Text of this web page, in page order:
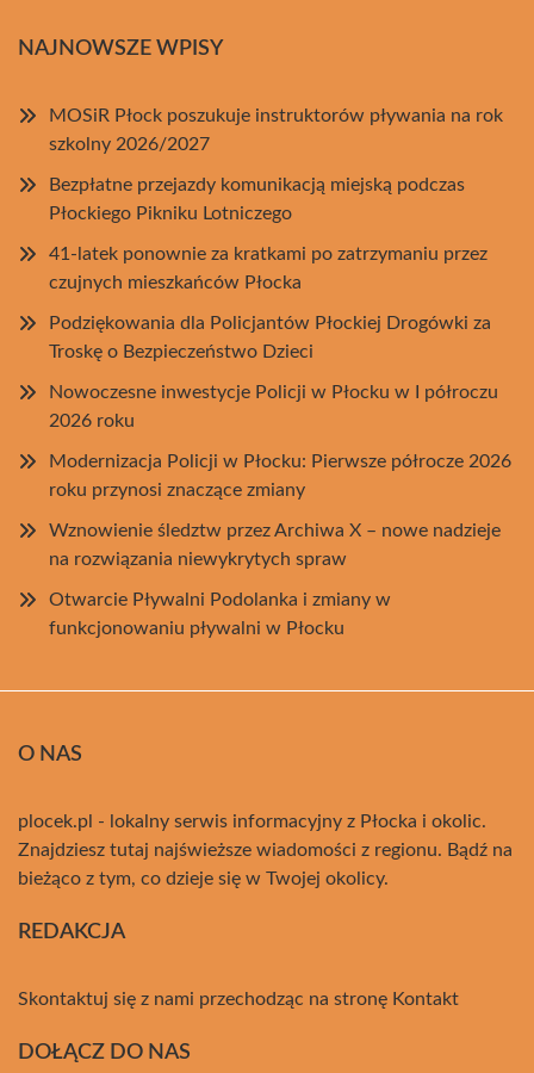
NAJNOWSZE WPISY
MOSiR Płock poszukuje instruktorów pływania na rok
szkolny 2026/2027
Bezpłatne przejazdy komunikacją miejską podczas
Płockiego Pikniku Lotniczego
41-latek ponownie za kratkami po zatrzymaniu przez
czujnych mieszkańców Płocka
Podziękowania dla Policjantów Płockiej Drogówki za
Troskę o Bezpieczeństwo Dzieci
Nowoczesne inwestycje Policji w Płocku w I półroczu
2026 roku
Modernizacja Policji w Płocku: Pierwsze półrocze 2026
roku przynosi znaczące zmiany
Wznowienie śledztw przez Archiwa X – nowe nadzieje
na rozwiązania niewykrytych spraw
Otwarcie Pływalni Podolanka i zmiany w
funkcjonowaniu pływalni w Płocku
O NAS
plocek.pl - lokalny serwis informacyjny z Płocka i okolic.
Znajdziesz tutaj najświeższe wiadomości z regionu. Bądź na
bieżąco z tym, co dzieje się w Twojej okolicy.
REDAKCJA
Skontaktuj się z nami przechodząc na stronę Kontakt
DOŁĄCZ DO NAS